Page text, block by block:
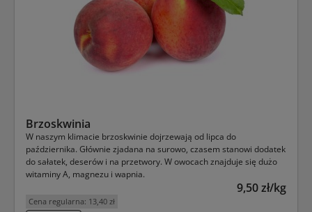
Brzoskwinia
W naszym klimacie brzoskwinie dojrzewają od lipca do
października. Głównie zjadana na surowo, czasem stanowi dodatek
do sałatek, deserów i na przetwory. W owocach znajduje się dużo
witaminy A, magnezu i wapnia.
9,50 zł/kg
Cena regularna: 13,40 zł